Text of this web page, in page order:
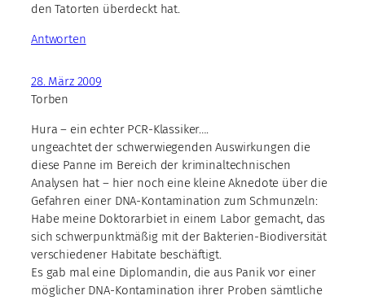
den Tatorten überdeckt hat.
Antworten
28. März 2009
Torben
Hura – ein echter PCR-Klassiker….
ungeachtet der schwerwiegenden Auswirkungen die
diese Panne im Bereich der kriminaltechnischen
Analysen hat – hier noch eine kleine Aknedote über die
Gefahren einer DNA-Kontamination zum Schmunzeln:
Habe meine Doktorarbiet in einem Labor gemacht, das
sich schwerpunktmäßig mit der Bakterien-Biodiversität
verschiedener Habitate beschäftigt.
Es gab mal eine Diplomandin, die aus Panik vor einer
möglicher DNA-Kontamination ihrer Proben sämtliche